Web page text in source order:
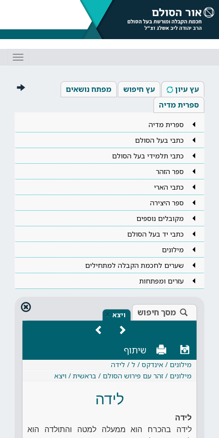
עץ עיון עץ חיפוש
מפתח נושאים
ספרית מדיה
ספרית מדיה
כתבי בעל הסולם
כתבי תלמידי בעל הסולם
ספר הזהר
כתבי הארי
ספר היצירה
מקובלים נוספים
כתבי יד בעל הסולם
מילונים
שערים לחכמת הקבלה למתחילים
עזרים ומפתחות
מסך חיפוש ויצא ×
שיתוף
מילונים / אינדקס / ל / לידה
מילונים / זהר עם פירוש הסולם / בראשית / ויצא
לידה
לידה
לידה בהכרח הוא ממעלה למטה והתולדה הוא